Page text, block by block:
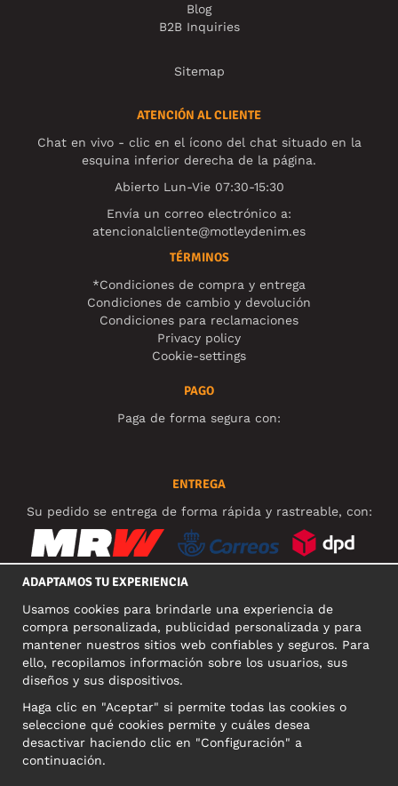
Blog
B2B Inquiries
Sitemap
ATENCIÓN AL CLIENTE
Chat en vivo - clic en el ícono del chat situado en la
esquina inferior derecha de la página.
Abierto Lun-Vie 07:30-15:30
Envía un correo electrónico a:
atencionalcliente@motleydenim.es
TÉRMINOS
*Condiciones de compra y entrega
Condiciones de cambio y devolución
Condiciones para reclamaciones
Privacy policy
Cookie-settings
PAGO
Paga de forma segura con:
ENTREGA
Su pedido se entrega de forma rápida y rastreable, con:
REDES SOCIALES
DIRECCIÓN COMERCIAL
Motley Denim Europe OÜ
Narva mnt 5, EE-10117 Tallinn
Reg: 12356245
ADAPTAMOS TU EXPERIENCIA
Usamos cookies para brindarle una experiencia de
compra personalizada, publicidad personalizada y para
mantener nuestros sitios web confiables y seguros. Para
ello, recopilamos información sobre los usuarios, sus
diseños y sus dispositivos.
Haga clic en "Aceptar" si permite todas las cookies o
seleccione qué cookies permite y cuáles desea
desactivar haciendo clic en "Configuración" a
continuación.